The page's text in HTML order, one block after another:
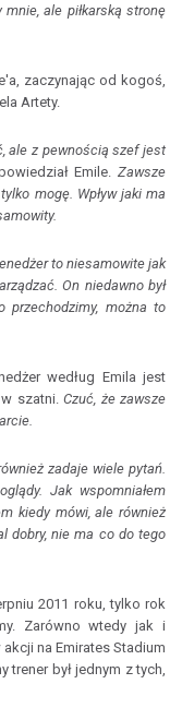
ale piłkarską stronę
zaczynając od kogoś,
Artety.
ale z pewnością szef jest
Emile. Zawsze
mogę. Wpływ jaki ma
to niesamowite jak
On niedawno był
można to
według Emila jest
w szatni.Czuć, że zawsze
zadaje wiele pytań.
Jak wspomniałem
kiedy mówi, ale również
dobry, nie ma co do tego
2011 roku, tylko rok
Zarówno wtedy jak i
na Emirates Stadium
był jednym z tych,